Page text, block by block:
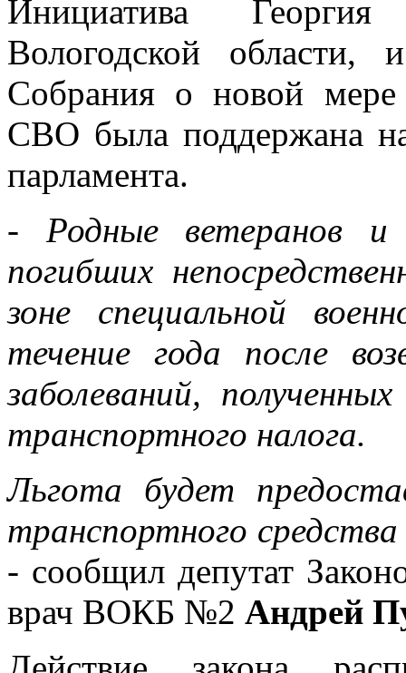
Инициатива
Вологодской области,
Собрания о новой мере
СВО была поддержана на
парламента.
- Родные ветеранов и
погибших
зоне специальной
течение года после
заболеваний,
транспортного налога.
Льгота будет
транспортного
- сообщил депутат
врач ВОКБ №2 Андрей